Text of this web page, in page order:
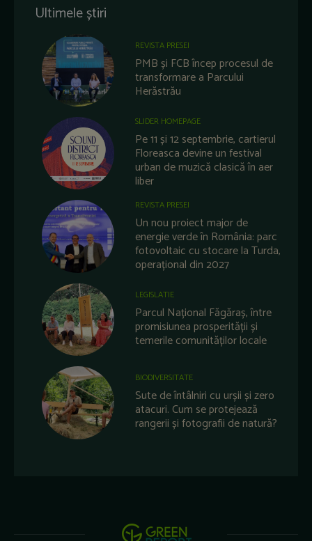
Ultimele știri
REVISTA PRESEI
PMB și FCB încep procesul de
transformare a Parcului
Herăstrău
SLIDER HOMEPAGE
Pe 11 și 12 septembrie, cartierul
Floreasca devine un festival
urban de muzică clasică în aer
liber
REVISTA PRESEI
Un nou proiect major de
energie verde în România: parc
fotovoltaic cu stocare la Turda,
operațional din 2027
LEGISLATIE
Parcul Național Făgăraș, între
promisiunea prosperității și
temerile comunităților locale
BIODIVERSITATE
Sute de întâlniri cu urșii și zero
atacuri. Cum se protejează
rangerii și fotografii de natură?